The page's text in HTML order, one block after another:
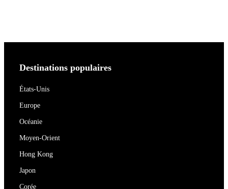
Destinations populaires
États-Unis
Europe
Océanie
Moyen-Orient
Hong Kong
Japon
Corée